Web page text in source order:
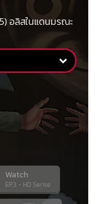
อลิสในแดนมรณะ
Watch
EP.3 - HD Serise